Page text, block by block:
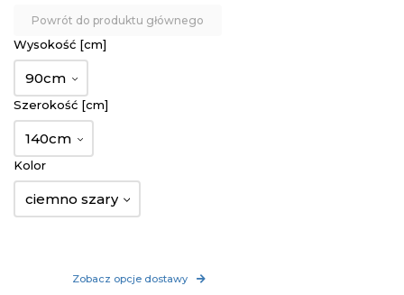
Powrót do produktu głównego
Wysokość [cm]
90cm
Szerokość [cm]
140cm
Kolor
ciemno szary
Zobacz opcje dostawy